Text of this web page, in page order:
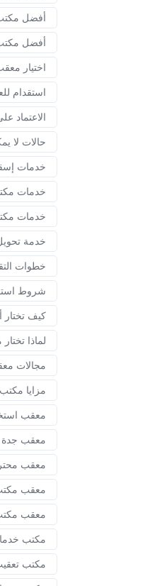
أفضل مكتب
أفضل
اختيار
استقدام
الاعتماد
حالات لا
خدمات
خدمات
خدمات
خدمة
خطوات
شروط
كيف تختار
لماذا
مجالات
مزايا
معقب
معقب جدة
معقب
معقب
معقب
مكتب
مكتب